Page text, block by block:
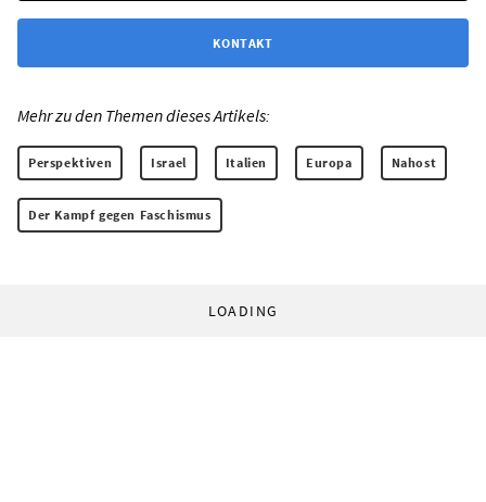
KONTAKT
Mehr zu den Themen dieses Artikels:
Perspektiven Israel Italien Europa Nahost
Der Kampf gegen Faschismus
LOADING